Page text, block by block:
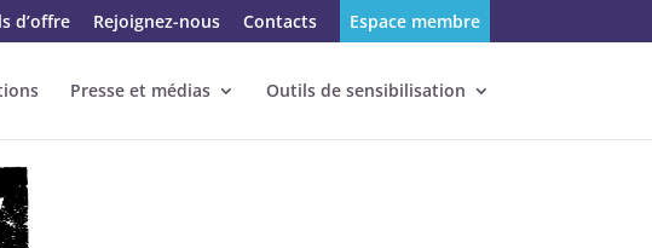
d’offre Rejoignez-nous Contacts Espace membre
Presse et médias Outils de sensibilisation